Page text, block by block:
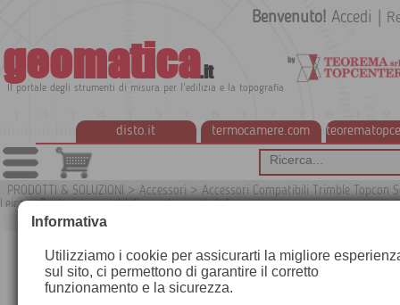
geomatica.it
Il portale degli strumenti di misura per l'edilizia e la topografia
disto.it termocamere.com
Benvenuto! Accedi
PRODOTTI & SOLUZIONI > Accessori > Accessori Compatibili Trimble Topcon
Leica>Batterie compatibili per stazioni totali
Informativa
Utilizziamo i cookie per assicurarti la migliore
sul sito, ci permettono di garantire il corretto
funzionamento e la sicurezza.